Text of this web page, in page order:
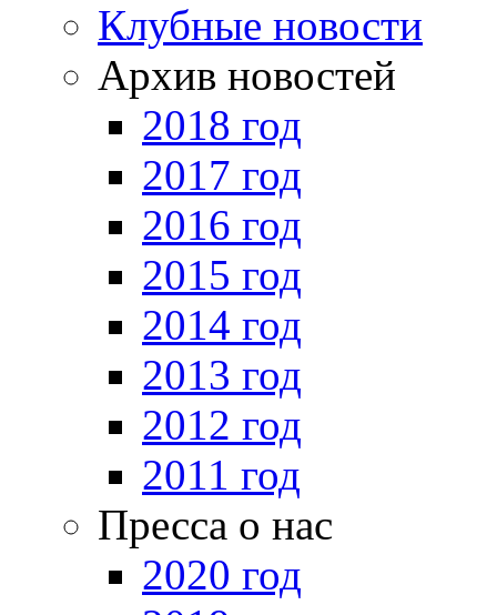
Клубные новости
Архив новостей
2018 год
2017 год
2016 год
2015 год
2014 год
2013 год
2012 год
2011 год
Пресса о нас
2020 год